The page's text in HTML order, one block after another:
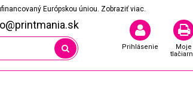
Európskou úniou. Zobraziť viac.
Prihlásenie
Moje